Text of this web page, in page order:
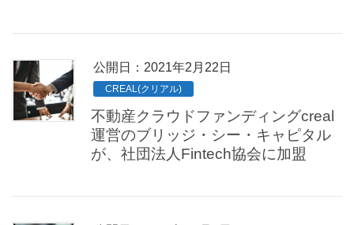
公開日： 2021年2月22日
CREAL(クリアル)
不動産クラウドファンディングcreal
運営のブリッジ・シー・キャピタル
が、社団法人Fintech協会に加盟